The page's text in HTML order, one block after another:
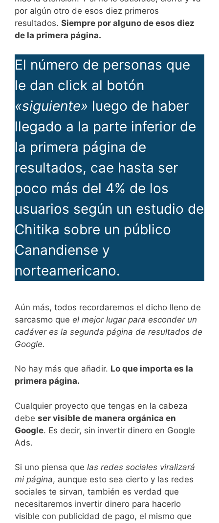
por algún otro de esos diez primeros
resultados. Siempre por alguno de esos diez
de la primera página.
El número de personas que
le dan click al botón
«siguiente» luego de haber
llegado a la parte inferior de
la primera página de
resultados, cae hasta ser
poco más del 4% de los
usuarios según un estudio de
Chitika sobre un público
Canandiense y
norteamericano.
Aún más, todos recordaremos el dicho lleno de
sarcasmo que el mejor lugar para esconder un
cadáver es la segunda página de resultados de
Google.
No hay más que añadir. Lo que importa es la
primera página.
Cualquier proyecto que tengas en la cabeza
debe ser visible de manera orgánica en
Google. Es decir, sin invertir dinero en Google
Ads.
Si uno piensa que las redes sociales viralizará
mi página, aunque esto sea cierto y las redes
sociales te sirvan, también es verdad que
necesitaremos invertir dinero para hacerlo
visible con publicidad de pago, el mismo que